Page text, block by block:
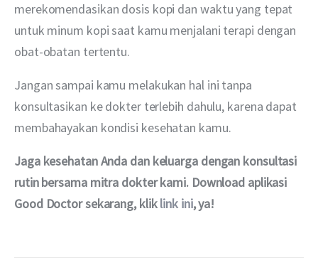
merekomendasikan dosis kopi dan waktu yang tepat
untuk minum kopi saat kamu menjalani terapi dengan
obat-obatan tertentu.
Jangan sampai kamu melakukan hal ini tanpa
konsultasikan ke dokter terlebih dahulu, karena dapat
membahayakan kondisi kesehatan kamu.
Jaga kesehatan Anda dan keluarga dengan konsultasi
rutin bersama mitra dokter kami. Download aplikasi
Good Doctor sekarang, klik link ini, ya!